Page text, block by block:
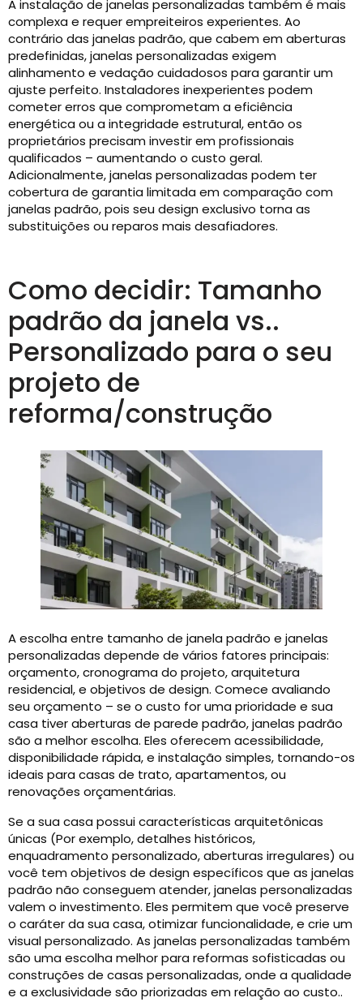
A instalação de janelas personalizadas também é mais
complexa e requer empreiteiros experientes. Ao
contrário das janelas padrão, que cabem em aberturas
predefinidas, janelas personalizadas exigem
alinhamento e vedação cuidadosos para garantir um
ajuste perfeito. Instaladores inexperientes podem
cometer erros que comprometam a eficiência
energética ou a integridade estrutural, então os
proprietários precisam investir em profissionais
qualificados – aumentando o custo geral.
Adicionalmente, janelas personalizadas podem ter
cobertura de garantia limitada em comparação com
janelas padrão, pois seu design exclusivo torna as
substituições ou reparos mais desafiadores.
Como decidir: Tamanho
padrão da janela vs..
Personalizado para o seu
projeto de
reforma/construção
A escolha entre tamanho de janela padrão e janelas
personalizadas depende de vários fatores principais:
orçamento, cronograma do projeto, arquitetura
residencial, e objetivos de design. Comece avaliando
seu orçamento – se o custo for uma prioridade e sua
casa tiver aberturas de parede padrão, janelas padrão
são a melhor escolha. Eles oferecem acessibilidade,
disponibilidade rápida, e instalação simples, tornando-os
ideais para casas de trato, apartamentos, ou
renovações orçamentárias.
Se a sua casa possui características arquitetônicas
únicas (Por exemplo, detalhes históricos,
enquadramento personalizado, aberturas irregulares) ou
você tem objetivos de design específicos que as janelas
padrão não conseguem atender, janelas personalizadas
valem o investimento. Eles permitem que você preserve
o caráter da sua casa, otimizar funcionalidade, e crie um
visual personalizado. As janelas personalizadas também
são uma escolha melhor para reformas sofisticadas ou
construções de casas personalizadas, onde a qualidade
e a exclusividade são priorizadas em relação ao custo..